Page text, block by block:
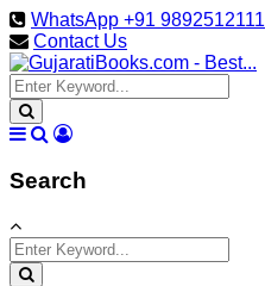
WhatsApp +91 9892512111
Contact Us
Search